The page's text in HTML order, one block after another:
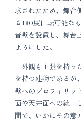
求されたため、舞台
る180度回転可能な
音壁を設置し、舞台
ようにした。
外観も主張を持っ
を持つ建物であるが
壁へのプロフィリッ
面や天井面への統一
間で、いかにその意